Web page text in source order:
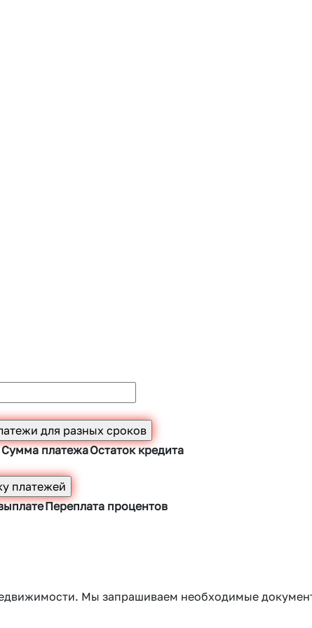
Сумма платежаОстаток кредита
Переплата процентов
Мы запрашиваем необходимые